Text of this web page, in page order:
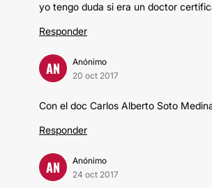
yo tengo duda si era un doctor
Responder
AN
Anónimo
20 oct 2017
Con el doc Carlos Alberto Soto
Responder
AN
Anónimo
24 oct 2017